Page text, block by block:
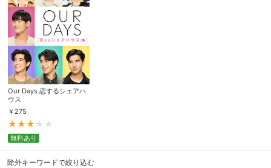
Our Days 恋するシェアハ
ウス
￥ 275
無料あり
除外キーワードで絞り込む